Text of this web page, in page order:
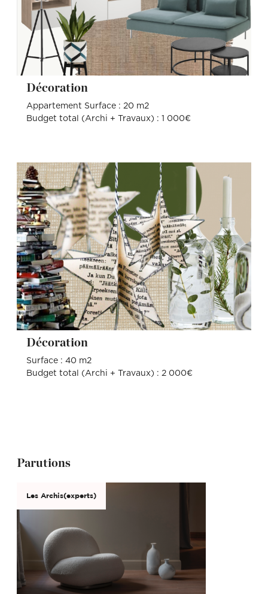
Décoration
Appartement Surface : 20 m2
Budget total (Archi + Travaux) : 1 000€
Décoration
Surface : 40 m2
Budget total (Archi + Travaux) : 2 000€
Parutions
Les Archis(experts)